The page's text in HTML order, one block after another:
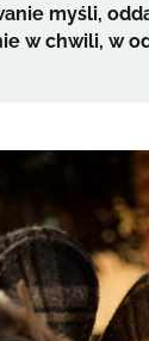
myśli,
w chwili, w